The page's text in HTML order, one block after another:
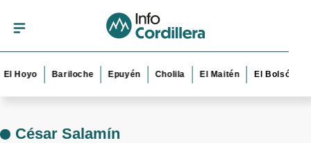
El Hoyo Bariloche Epuyén Cholila El Maitén El Bolsón
César Salamín